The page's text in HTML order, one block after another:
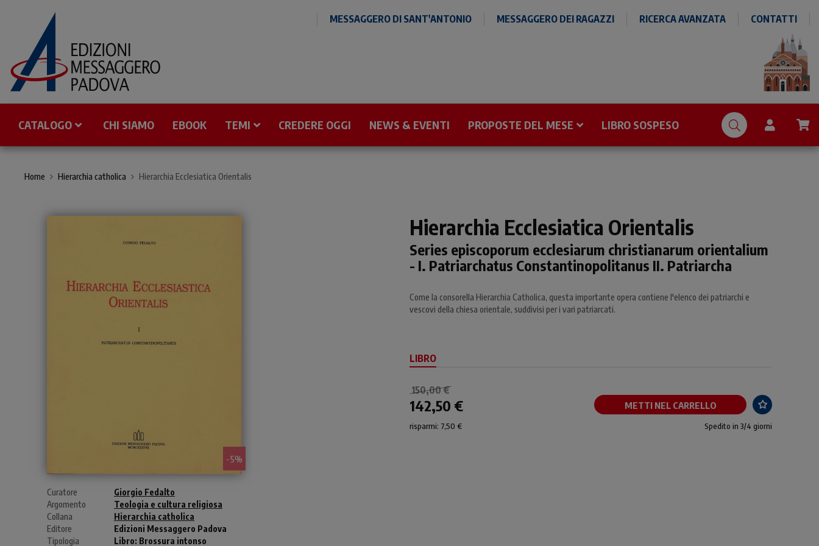
MESSAGGERO DI SANT'ANTONIO MESSAGGERO DEI RAGAZZI RICERCA AVANZATA CONTATTI
CATALOGO CHI SIAMO EBOOK TEMI CREDERE OGGI NEWS & EVENTI PROPOSTE DEL MESE LIBRO SOSPESO
Home Hierarchia catholica Hierarchia Ecclesiatica Orientalis
- 5%
Curatore
Giorgio Fedalto
Argomento
Teologia e cultura religiosa
Collana
Hierarchia catholica
Editore
Edizioni Messaggero Padova
Tipologia
Libro: Brossura intonso
Hierarchia Ecclesiatica Orientalis
Series episcoporum ecclesiarum christianarum orientalium
- I. Patriarchatus Constantinopolitanus II. Patriarcha
Come la consorella Hierarchia Catholica, questa importante opera contiene l'elenco dei patriarchi e
vescovi della chiesa orientale, suddivisi per i vari patriarcati.
LIBRO
150,00 €
142,50 € METTI NEL CARRELLO
risparmi: 7,50 € Spedito in 3/4 giorni